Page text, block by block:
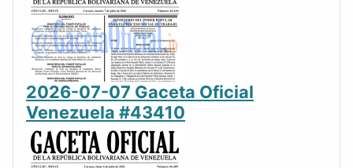
2026-07-07 Gaceta Oficial
Venezuela #43410